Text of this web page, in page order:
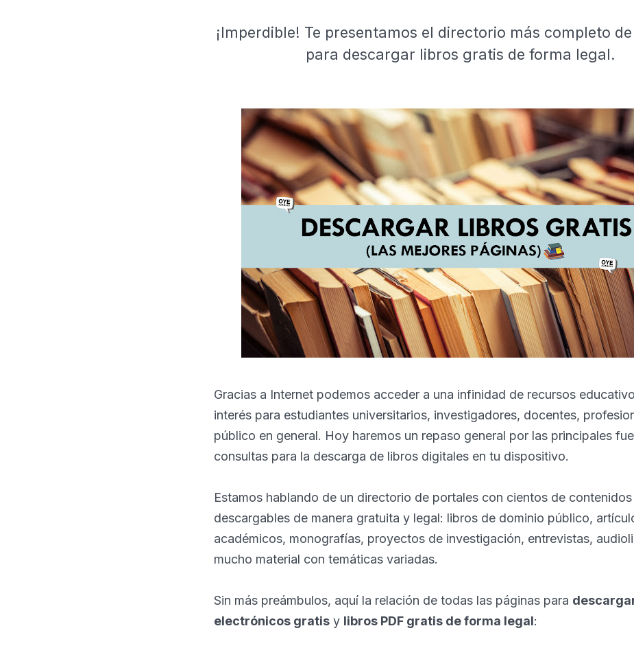
¡Imperdible! Te presentamos el directorio más completo
para descargar libros gratis de forma legal.
Gracias a Internet podemos acceder a una infinidad de recursos
interés para estudiantes universitarios, investigadores, docentes,
público en general. Hoy haremos un repaso general por las principales
consultas para la descarga de libros digitales en tu dispositivo.
Estamos hablando de un directorio de portales con cientos de contenidos
descargables de manera gratuita y legal: libros de dominio público,
académicos, monografías, proyectos de investigación, entrevistas,
mucho material con temáticas variadas.
Sin más preámbulos, aquí la relación de todas las páginas para
electrónicos gratis y libros PDF gratis de forma legal: